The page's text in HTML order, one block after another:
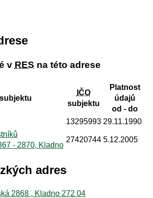
v RES na této adrese
IČO
subjektu
Platnost
údajů
od - do
13295993 29.11.1990
- 2870, Kladno
27420744 5.12.2005
adres
2868 , Kladno 272 04